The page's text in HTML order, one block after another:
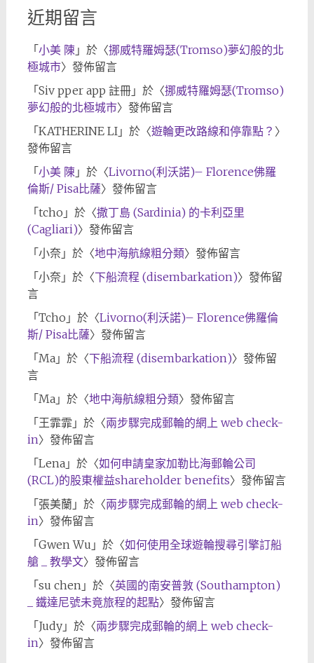
近期留言
「 小美 陳」於〈挪威特羅姆瑟(Tromso)夢幻般的北
極城市〉發佈留言
「 Siv pper app 註冊」於〈挪威特羅姆瑟(Tromso)
夢幻般的北極城市〉發佈留言
「 KATHERINE LI」於〈遊輪更改路線和停靠點？ 〉
發佈留言
「 小美 陳」於〈Livorno(利沃諾)– Florence佛羅
倫斯/ Pisa比薩〉發佈留言
「 tcho 」於〈撒丁島 (Sardinia) 的卡利亞里
(Cagliari)〉發佈留言
「 小奈」於〈地中海航線粗分類〉發佈留言
「 小奈」於〈下船流程 (disembarkation)〉發佈留
言
「 Tcho 」於〈Livorno(利沃諾)– Florence佛羅倫
斯/ Pisa比薩〉發佈留言
「 Ma」於〈下船流程 (disembarkation)〉發佈留
言
「 Ma」於〈地中海航線粗分類〉發佈留言
「 王霏霏」於〈兩步驟完成郵輪的網上 web check-
in〉發佈留言
「 Lena」於〈如何申請皇家加勒比海郵輪公司
(RCL)的股東權益shareholder benefits〉發佈留言
「 張美蘭 」於〈兩步驟完成郵輪的網上 web check-
in〉發佈留言
「 Gwen Wu 」於〈如何使用全球遊輪搜尋引擎訂船
艙 _ 教學文〉發佈留言
「 su chen」於〈英國的南安普敦 (Southampton)
_ 鐵達尼號未竟旅程的起點〉發佈留言
「 Judy」於〈兩步驟完成郵輪的網上 web check-
in〉發佈留言